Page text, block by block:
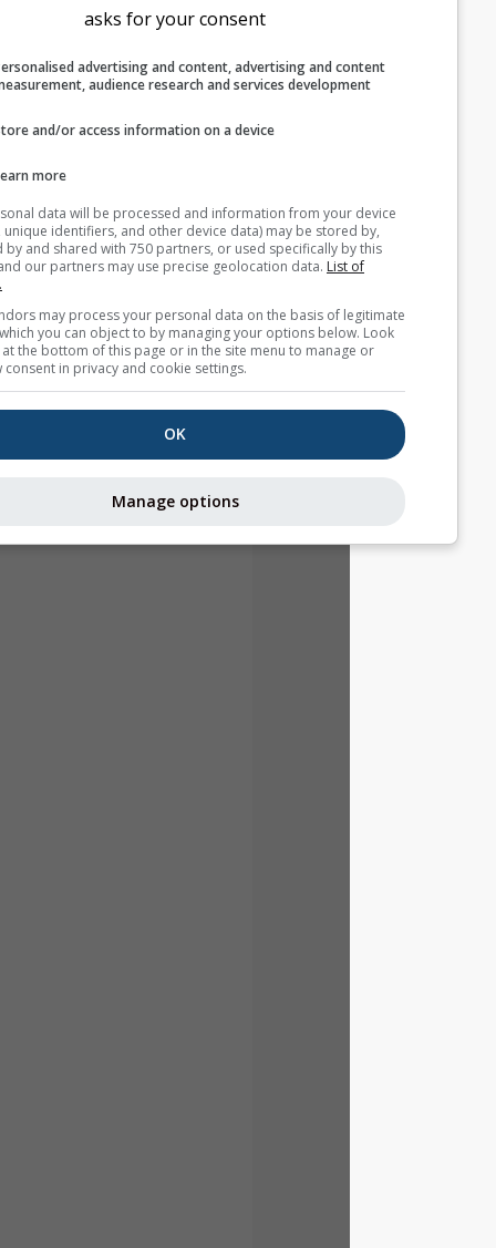
asks for your consent
Personalised advertising and content, advertising and
measurement, audience research and services
Store and/or access information on a device
Your personal data will be processed and information from
(cookies, unique identifiers, and other device data) may be
accessed by and shared with 750 partners, or used specifically
site. We and our partners may use precise geolocation data.
Some vendors may process your personal data on the basis of
interest, which you can object to by managing your options
for a link at the bottom of this page or in the site menu to
withdraw consent in privacy and cookie settings.